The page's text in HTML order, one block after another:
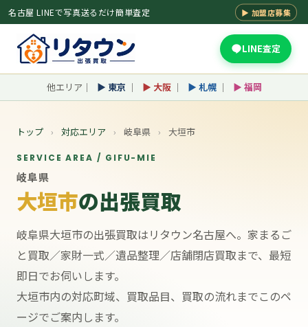
名古屋 LINEで写真送るだけ簡単査定 ▶ 加盟店募集
LINE査定
他エリア｜ ▶ 東京 ｜ ▶ 大阪｜ ▶ 札幌｜ ▶ 福岡
トップ › 対応エリア › 岐阜県 › 大垣市
SERVICE AREA / GIFU-MIE
岐阜県
大垣市の出張買取
岐阜県大垣市の出張買取はリタウン名古屋へ。家まるご
と買取／家財一式／遺品整理／店舗閉店買取まで、最短
即日でお伺いします。
大垣市内の対応町域、買取品目、買取の流れまでこのペ
ージでご案内します。